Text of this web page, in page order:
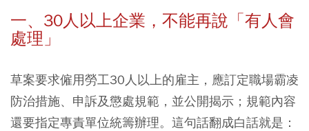
一、30人以上企業，不能再說「有人會
處理」
草案要求僱用勞工30人以上的雇主，應訂定職場霸凌
防治措施、申訴及懲處規範，並公開揭示；規範內容
還要指定專責單位統籌辦理。這句話翻成白話就是：